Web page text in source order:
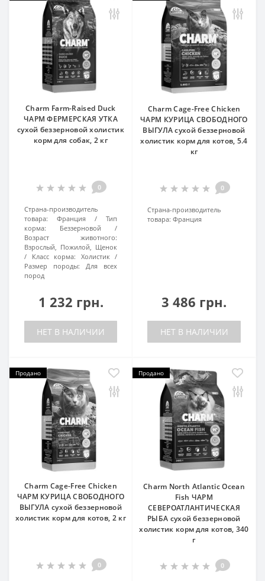
Charm Farm-Raised Duck
ЧАРМ ФЕРМЕРСКАЯ УТКА
сухой беззерновой холистик
корм для собак, 2 кг
0
Страна-производитель
товара:
Франция
Тип
корма:
Беззерновой
Возраст животного:
Взрослый, Пожилой, Щенок
Класс корма:
Холистик
Размер породы:
Для всех
пород
1 232 грн.
НЕТ В НАЛИЧИИ
Charm Cage-Free Chicken
ЧАРМ КУРИЦА СВОБОДНОГО
ВЫГУЛА сухой беззерновой
холистик корм для котов, 5.4
кг
0
Страна-производитель
товара: Франция
3 486 грн.
НЕТ В НАЛИЧИИ
Продано
Charm Cage-Free Chicken
ЧАРМ КУРИЦА СВОБОДНОГО
ВЫГУЛА сухой беззерновой
холистик корм для котов, 2 кг
0
Продано
Charm North Atlantic Ocean
Fish ЧАРМ
СЕВЕРОАТЛАНТИЧЕСКАЯ
РЫБА сухой беззерновой
холистик корм для котов, 340
г
0